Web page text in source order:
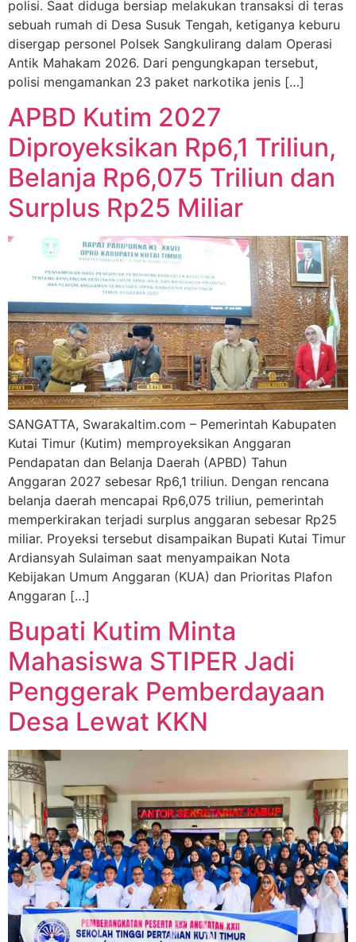
polisi. Saat diduga bersiap melakukan transaksi di teras
sebuah rumah di Desa Susuk Tengah, ketiganya keburu
disergap personel Polsek Sangkulirang dalam Operasi
Antik Mahakam 2026. Dari pengungkapan tersebut,
polisi mengamankan 23 paket narkotika jenis […]
APBD Kutim 2027
Diproyeksikan Rp6,1 Triliun,
Belanja Rp6,075 Triliun dan
Surplus Rp25 Miliar
SANGATTA, Swarakaltim.com – Pemerintah Kabupaten
Kutai Timur (Kutim) memproyeksikan Anggaran
Pendapatan dan Belanja Daerah (APBD) Tahun
Anggaran 2027 sebesar Rp6,1 triliun. Dengan rencana
belanja daerah mencapai Rp6,075 triliun, pemerintah
memperkirakan terjadi surplus anggaran sebesar Rp25
miliar. Proyeksi tersebut disampaikan Bupati Kutai Timur
Ardiansyah Sulaiman saat menyampaikan Nota
Kebijakan Umum Anggaran (KUA) dan Prioritas Plafon
Anggaran […]
Bupati Kutim Minta
Mahasiswa STIPER Jadi
Penggerak Pemberdayaan
Desa Lewat KKN